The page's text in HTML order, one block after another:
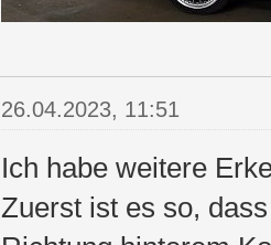
26.04.2023, 11:51
Ich habe weitere
Zuerst ist es so,